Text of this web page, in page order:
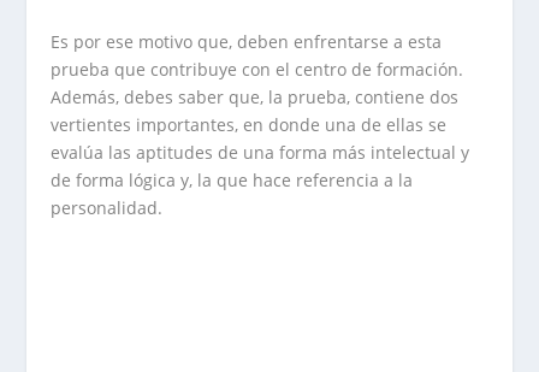
Es por ese motivo que, deben enfrentarse a esta
prueba que contribuye con el centro de formación.
Además, debes saber que, la prueba, contiene dos
vertientes importantes, en donde una de ellas se
evalúa las aptitudes de una forma más intelectual y
de forma lógica y, la que hace referencia a la
personalidad.